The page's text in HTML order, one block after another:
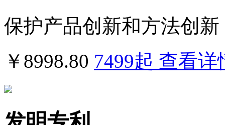
保护产品创新和方法创新
￥8998.80 7499起 查看详